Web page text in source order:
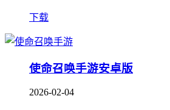
下载
使命召唤手游安卓版
2026-02-04